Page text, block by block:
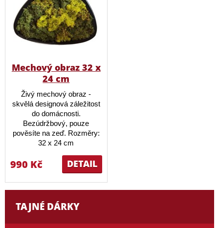
Mechový obraz 32 x
24 cm
Živý mechový obraz -
skvělá designová záležitost
do domácnosti.
Bezúdržbový, pouze
pověsíte na zeď. Rozměry:
32 x 24 cm
DETAIL
990 Kč
TAJNÉ DÁRKY